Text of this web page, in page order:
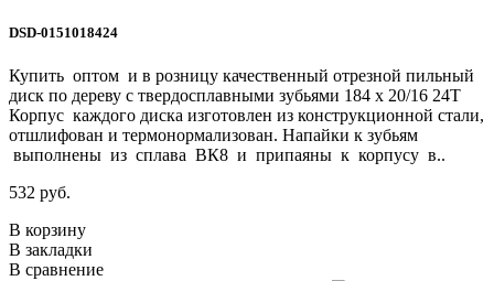
DSD-0151018424
Купить оптом и в розницу качественный отрезной пильный
диск по дереву с твердосплавными зубьями 184 х 20/16 24Т
Корпус каждого диска изготовлен из конструкционной стали,
отшлифован и термонормализован. Напайки к зубьям
выполнены из сплава ВК8 и припаяны к корпусу в..
532 руб.
В корзину
В закладки
В сравнение